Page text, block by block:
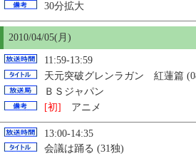
30分拡大
2010/04/05(月)
11:59-13:59
天元突破グレンラガン 紅蓮篇
ＢＳジャパン
[初]
アニメ
13:00-14:35
会議は踊る (31独)